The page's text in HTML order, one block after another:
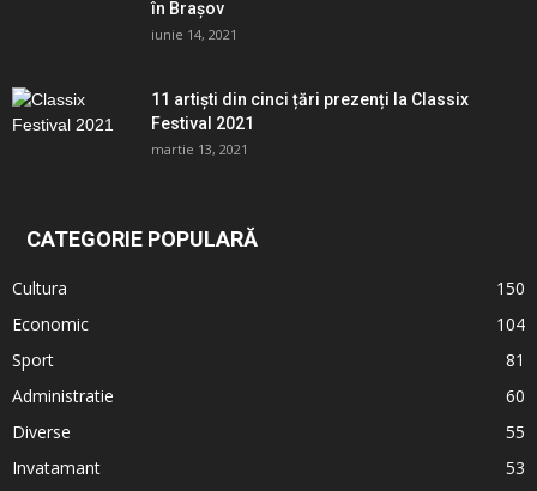
în Brașov
iunie 14, 2021
11 artiști din cinci țări prezenți la Classix
Festival 2021
martie 13, 2021
CATEGORIE POPULARĂ
Cultura
150
Economic
104
Sport
81
Administratie
60
Diverse
55
Invatamant
53